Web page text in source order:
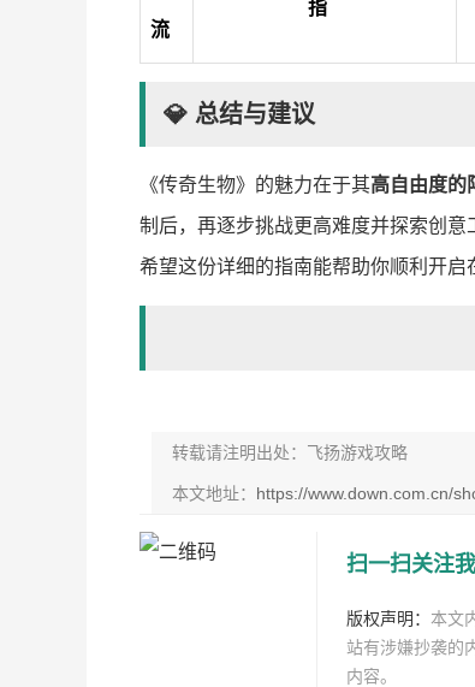
流
指
💎 总结与建议
《传奇生物》的魅力在于其高自由度的
制后，再逐步挑战更高难度并探索创意
希望这份详细的指南能帮助你顺利开启
转载请注明出处：飞扬游戏攻略
本文地址： https://www.down.com.cn/
扫一扫关注我
版权声明： 本文
站有涉嫌抄袭的
内容。